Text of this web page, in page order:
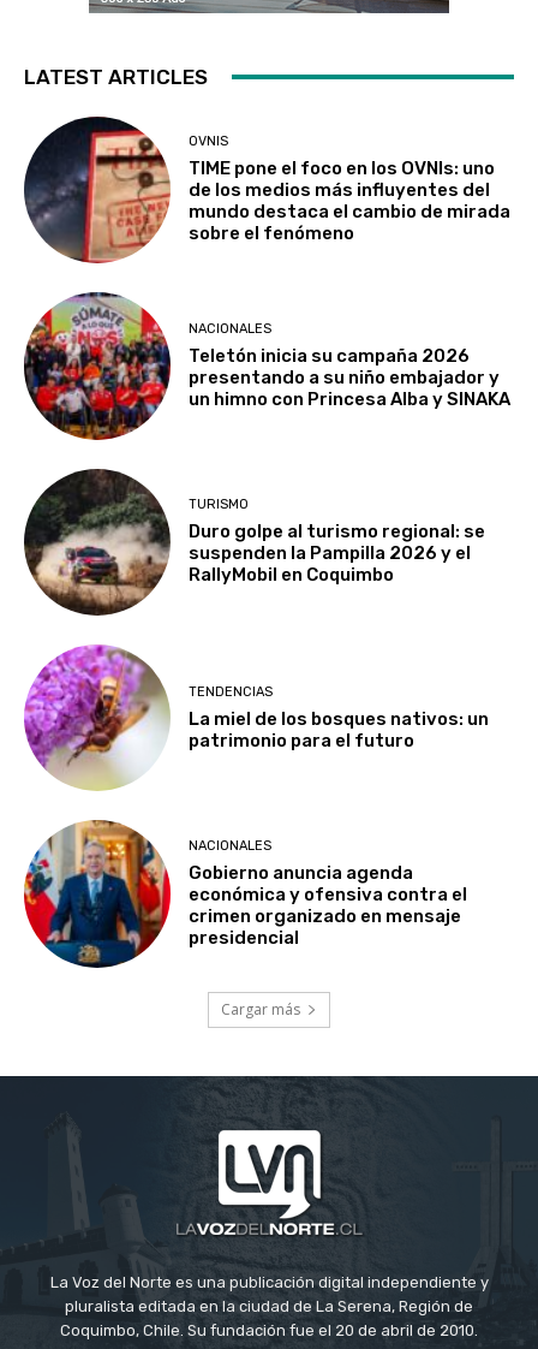
LATEST ARTICLES
OVNIS
TIME pone el foco en los OVNIs: uno
de los medios más influyentes del
mundo destaca el cambio de mirada
sobre el fenómeno
NACIONALES
Teletón inicia su campaña 2026
presentando a su niño embajador y
un himno con Princesa Alba y SINAKA
TURISMO
Duro golpe al turismo regional: se
suspenden la Pampilla 2026 y el
RallyMobil en Coquimbo
TENDENCIAS
La miel de los bosques nativos: un
patrimonio para el futuro
NACIONALES
Gobierno anuncia agenda
económica y ofensiva contra el
crimen organizado en mensaje
presidencial
Cargar más
La Voz del Norte es una publicación digital independiente y
pluralista editada en la ciudad de La Serena, Región de
Coquimbo, Chile. Su fundación fue el 20 de abril de 2010.